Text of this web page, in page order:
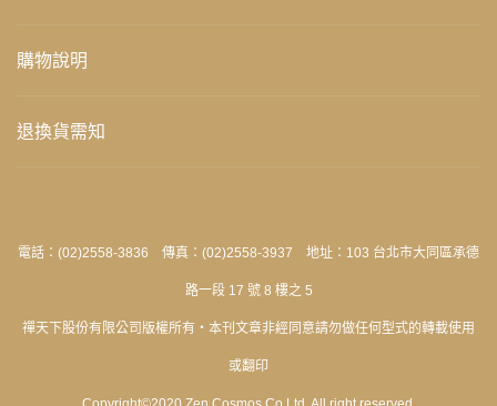
購物說明
退換貨需知
電話：(02)2558-3836 傳真：(02)2558-3937 地址：103 台北市大同區承德
路一段 17 號 8 樓之 5
禪天下股份有限公司版權所有‧本刊文章非經同意請勿做任何型式的轉載使用
或翻印